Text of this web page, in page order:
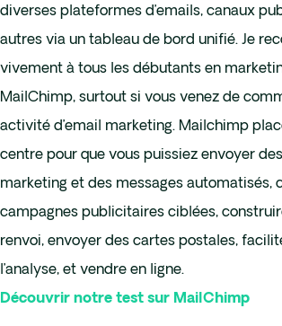
diverses plateformes d’emails, canaux
autres via un tableau de bord unifié. Je
vivement à tous les débutants en
MailChimp, surtout si vous venez de
activité d’email marketing. Mailchimp
centre pour que vous puissiez envoyer
marketing et des messages automatisés,
campagnes publicitaires ciblées,
renvoi, envoyer des cartes postales,
l’analyse, et vendre en ligne.
Découvrir notre test sur MailChimp